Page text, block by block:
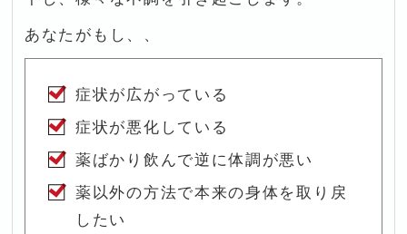
あなたがもし、、
症状が広がっている
症状が悪化している
薬ばかり飲んで逆に体調が悪い
薬以外の方法で本来の身体を取り戻
したい